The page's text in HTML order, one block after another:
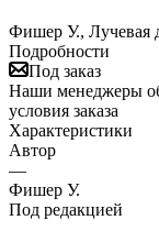
Фишер У., Лучевая
Подробности
Под заказ
Наши менеджеры
условия заказа
Характеристики
Автор
—
Фишер У.
Под редакцией